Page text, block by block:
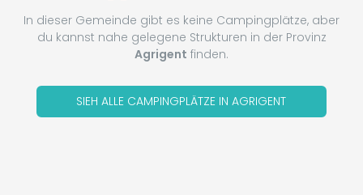
In dieser Gemeinde gibt es keine Campingplätze, aber
du kannst nahe gelegene Strukturen in der Provinz
Agrigent finden.
SIEH ALLE CAMPINGPLÄTZE IN AGRIGENT